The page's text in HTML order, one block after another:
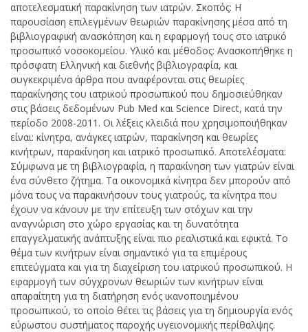
αποτελεσματική παρακίνηση των ιατρών. Σκοπός: Η
παρουσίαση επιλεγμένων θεωριών παρακίνησης μέσα από τη
βιβλιογραφική ανασκόπηση και η εφαρμογή τους στο ιατρικό
προσωπικό νοσοκομείου. Υλικό και μέθοδος: Ανασκοπήθηκε η
πρόσφατη Ελληνική και διεθνής βιβλιογραφία, και
συγκεκριμένα άρθρα που αναφέρονται στις θεωρίες
παρακίνησης του ιατρικού προσωπικού που δημοσιεύθηκαν
στις βάσεις δεδομένων Pub Med και Science Direct, κατά την
περίοδο 2008-2011. Οι λέξεις κλειδιά που χρησιμοποιήθηκαν
είναι: κίνητρα, ανάγκες ιατρών, παρακίνηση και θεωρίες
κινήτρων, παρακίνηση και ιατρικό προσωπικό. Αποτελέσματα:
Σύμφωνα με τη βιβλιογραφία, η παρακίνηση των γιατρών είναι
ένα σύνθετο ζήτημα. Τα οικονομικά κίνητρα δεν μπορούν από
μόνα τους να παρακινήσουν τους γιατρούς, τα κίνητρα που
έχουν να κάνουν με την επίτευξη των στόχων και την
αναγνώριση στο χώρο εργασίας και τη δυνατότητα
επαγγελματικής ανάπτυξης είναι πιο ρεαλιστικά και εφικτά. Το
θέμα των κινήτρων είναι σημαντικό για τα επιμέρους
επιτεύγματα και για τη διαχείριση του ιατρικού προσωπικού. Η
εφαρμογή των σύγχρονων θεωριών των κινήτρων είναι
απαραίτητη για τη διατήρηση ενός ικανοποιημένου
προσωπικού, το οποίο θέτει τις βάσεις για τη δημιουργία ενός
εύρωστου συστήματος παροχής υγειονομικής περίθαλψης.